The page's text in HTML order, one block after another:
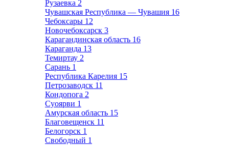
Рузаевка 2
Чувашская Республика — Чувашия 16
Чебоксары 12
Новочебоксарск 3
Карагандинская область 16
Караганда 13
Темиртау 2
Сарань 1
Республика Карелия 15
Петрозаводск 11
Кондопога 2
Суоярви 1
Амурская область 15
Благовещенск 11
Белогорск 1
Свободный 1